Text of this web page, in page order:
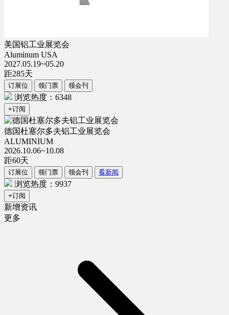
美国铝工业展览会
Aluminum USA
2027.05.19~05.20
距285天
订展位 领门票 领会刊
浏览热度：6348
+订阅
德国杜塞尔多夫铝工业展览会
ALUMINIUM
2026.10.06~10.08
距60天
订展位 领门票 领会刊 看新闻
浏览热度：9937
+订阅
新增资讯
更多